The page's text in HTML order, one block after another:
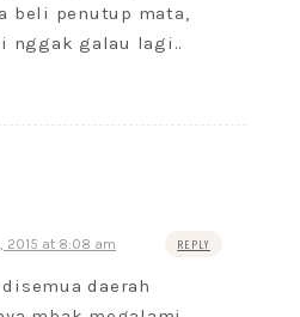
beli penutup mata,
nggak galau lagi..
2015 at 8:08 am REPLY
daerah